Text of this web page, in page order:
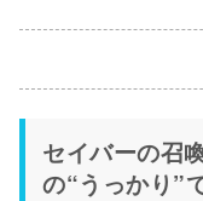
セイバーの召
の“うっかり”